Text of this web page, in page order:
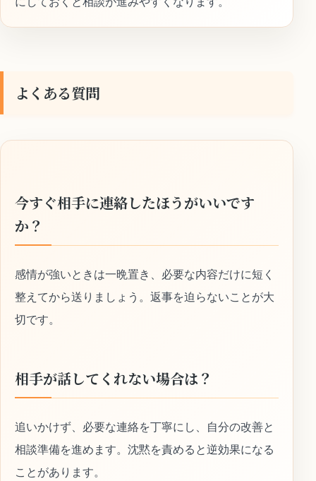
よくある質問
今すぐ相手に連絡したほうがいいです
か？
感情が強いときは一晩置き、必要な内容だけに短く
整えてから送りましょう。返事を迫らないことが大
切です。
相手が話してくれない場合は？
追いかけず、必要な連絡を丁寧にし、自分の改善と
相談準備を進めます。沈黙を責めると逆効果になる
ことがあります。